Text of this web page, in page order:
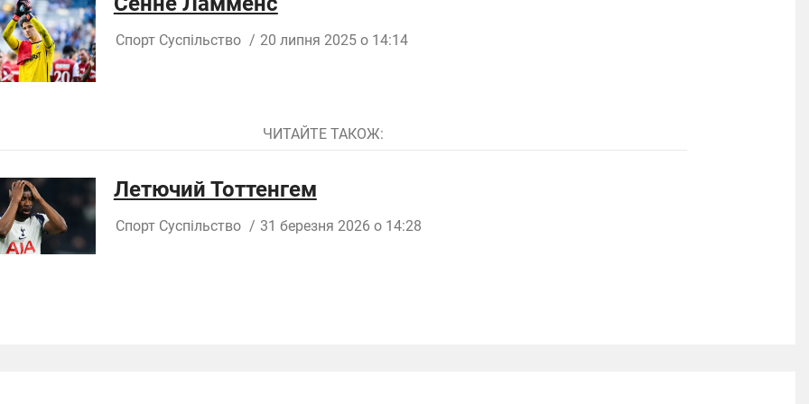
Спорт Суспільство / 20 липня 2025 о 14:14
ЧИТАЙТЕ ТАКОЖ:
Летючий Тоттенгем
Спорт Суспільство / 31 березня 2026 о 14:28